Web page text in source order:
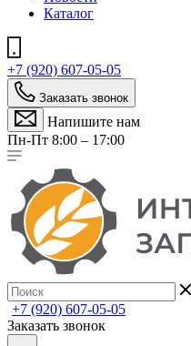
Каталог
+7 (920) 607-05-05
Заказать звонок
Напишите нам
Пн-Пт 8:00 – 17:00
+7 (920) 607-05-05
Заказать звонок